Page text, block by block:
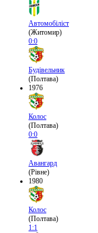
Автомобіліст
(Житомир)
0:0
Будівельник
(Полтава)
1976
Колос
(Полтава)
0:0
Авангард
(Рівне)
1980
Колос
(Полтава)
1:1